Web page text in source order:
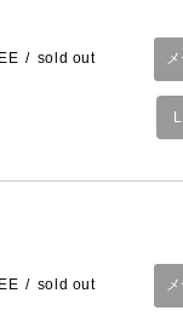
sold out
sold out